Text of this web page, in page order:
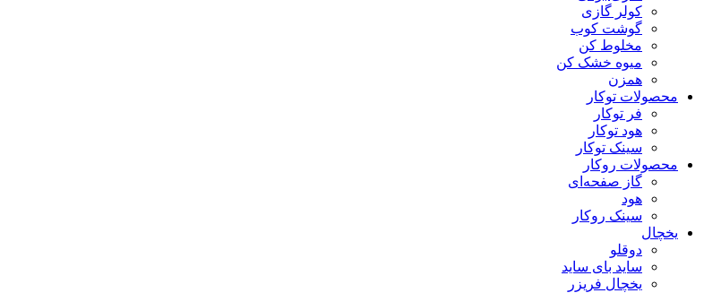
کولر گازی
گوشت کوب
مخلوط کن
میوه خشک کن
همزن
محصولات توکار
فر توکار
هود توکار
سینک توکار
محصولات روکار
گاز صفحه‌ای
هود
سینک روکار
یخچال
دوقلو
ساید بای ساید
یخچال فریزر